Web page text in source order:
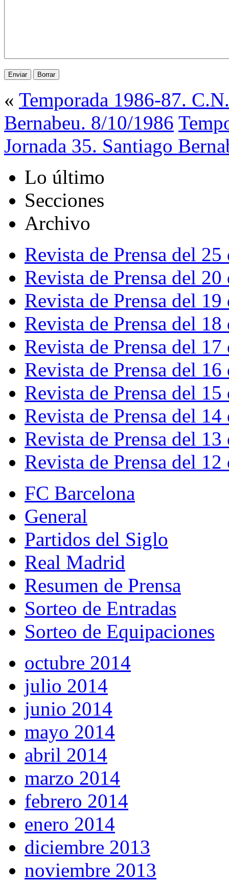
« Temporada 1986-87.
Bernabeu. 8/10/1986
Jornada 35. Santiago
Lo último
Secciones
Archivo
Revista de Prensa del
Revista de Prensa del
Revista de Prensa del
Revista de Prensa del
Revista de Prensa del
Revista de Prensa del
Revista de Prensa del
Revista de Prensa del
Revista de Prensa del
Revista de Prensa del
FC Barcelona
General
Partidos del Siglo
Real Madrid
Resumen de Prensa
Sorteo de Entradas
Sorteo de Equipaciones
octubre 2014
julio 2014
junio 2014
mayo 2014
abril 2014
marzo 2014
febrero 2014
enero 2014
diciembre 2013
noviembre 2013